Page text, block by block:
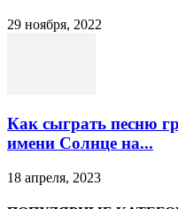
29 ноября, 2022
Как сыграть песню
имени Солнце на...
18 апреля, 2023